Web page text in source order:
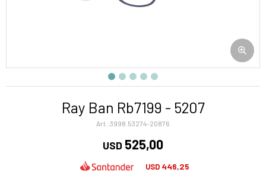
Ray Ban Rb7199 - 5207
3998.53274-20876
USD 525,00
USD 446,25